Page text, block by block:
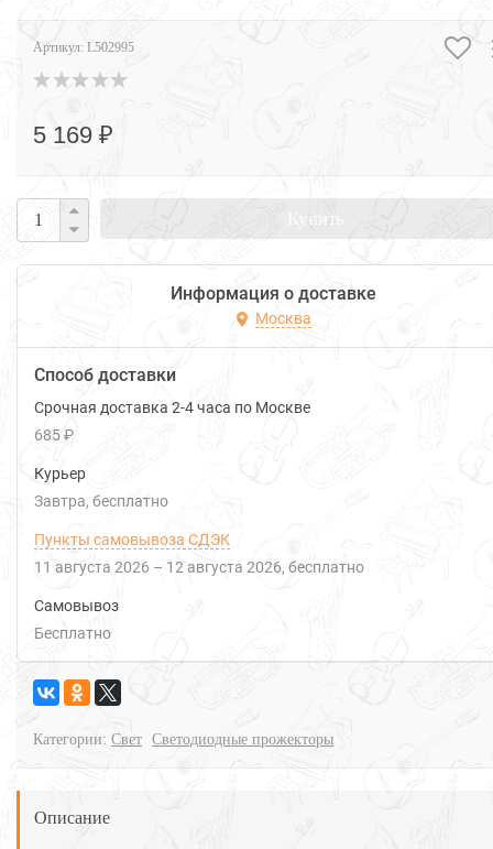
Артикул: L502995
5 169 ₽
Купить
Информация о доставке
Москва
Способ доставки
Срочная доставка 2-4 часа по Москве
685 ₽
Курьер
Завтра
Бесплатно
Пункты самовывоза СДЭК
11 августа 2026 – 12 августа 2026 Бесплатно
Самовывоз
Бесплатно
Категории: Свет Светодиодные прожекторы
Описание